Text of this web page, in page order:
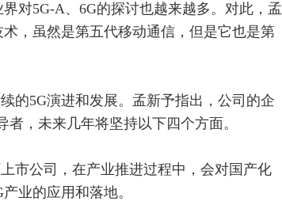
对5G-A、 6G的探讨也越来越多。对此，孟
术，虽然是第五代移动通信，但是它也是第
的5G演进和发展。孟新予指出，公司的企
者，未来几年将坚持以下四个方面。
市公司，在产业推进过程中，会对国产化
业的应用和落地。